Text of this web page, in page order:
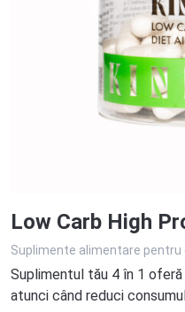
Low Carb High
Suplimente alimentare pentru
Suplimentul tău 4 în 1
atunci când reduci